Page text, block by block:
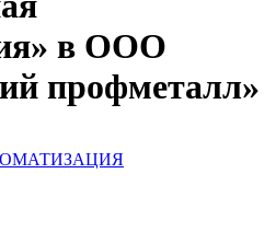
в ООО
профметалл»